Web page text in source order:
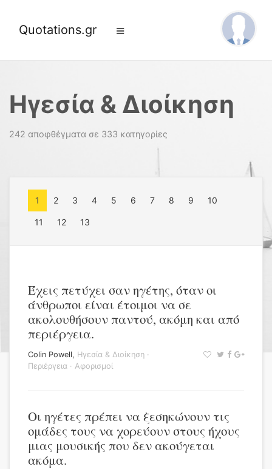
Quotations.gr
Ηγεσία & Διοίκηση
242 αποφθέγματα σε 333 κατηγορίες
1 2 3 4 5 6 7 8 9 10
11 12 13
Έχεις πετύχει σαν ηγέτης, όταν οι
άνθρωποι είναι έτοιμοι να σε
ακολουθήσουν παντού, ακόμη και από
περιέργεια.
Colin Powell, Ηγεσία & Διοίκηση ·
Περιέργεια · Αφορισμοί
Οι ηγέτες πρέπει να ξεσηκώνουν τις
ομάδες τους να χορεύουν στους ήχους
μιας μουσικής που δεν ακούγεται
ακόμα.